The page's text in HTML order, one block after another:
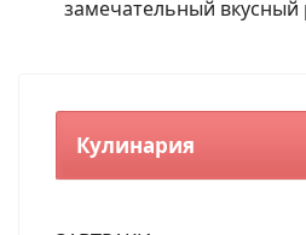
замечательный вкусный
Кулинария